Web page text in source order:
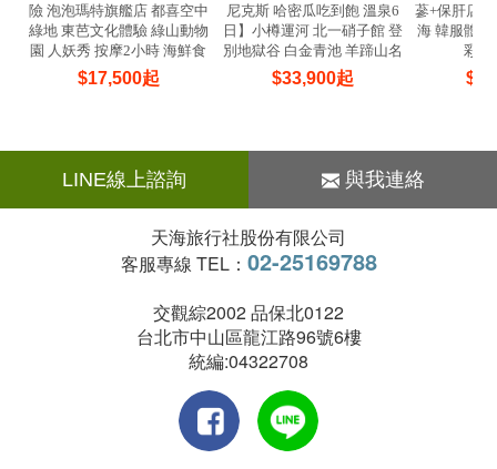
險 泡泡瑪特旗艦店 都喜空中
綠地 東芭文化體驗 綠山動物
園 人妖秀 按摩2小時 海鮮食
放題 6天5晚(亞航)
$17,500起
尼克斯 哈密瓜吃到飽 溫泉6
日】小樽運河 北一硝子館 登
別地獄谷 白金青池 羊蹄山名
水公園
$33,900起
蔘+保肝店
海 韓服體驗
彩虹
$
LINE線上諮詢 與我連絡
天海旅行社股份有限公司
客服專線 TEL： 02-25169788
交觀綜2002 品保北0122
台北市中山區龍江路96號6樓
統編:04322708